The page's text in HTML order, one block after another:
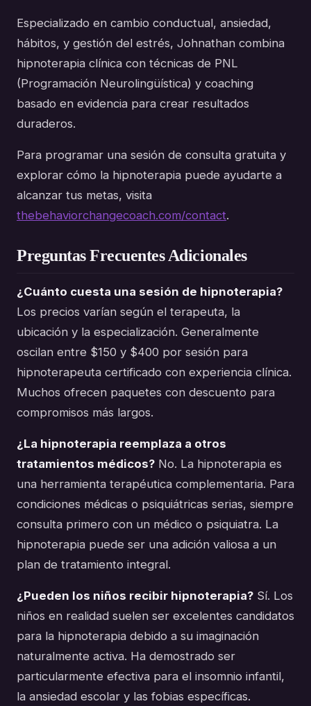
Especializado en cambio conductual, ansiedad,
hábitos, y gestión del estrés, Johnathan combina
hipnoterapia clínica con técnicas de PNL
(Programación Neurolingüística) y coaching
basado en evidencia para crear resultados
duraderos.
Para programar una sesión de consulta gratuita y
explorar cómo la hipnoterapia puede ayudarte a
alcanzar tus metas, visita
thebehaviorchangecoach.com/contact.
Preguntas Frecuentes Adicionales
¿Cuánto cuesta una sesión de hipnoterapia?
Los precios varían según el terapeuta, la
ubicación y la especialización. Generalmente
oscilan entre $150 y $400 por sesión para
hipnoterapeuta certificado con experiencia clínica.
Muchos ofrecen paquetes con descuento para
compromisos más largos.
¿La hipnoterapia reemplaza a otros
tratamientos médicos? No. La hipnoterapia es
una herramienta terapéutica complementaria. Para
condiciones médicas o psiquiátricas serias, siempre
consulta primero con un médico o psiquiatra. La
hipnoterapia puede ser una adición valiosa a un
plan de tratamiento integral.
¿Pueden los niños recibir hipnoterapia? Sí. Los
niños en realidad suelen ser excelentes candidatos
para la hipnoterapia debido a su imaginación
naturalmente activa. Ha demostrado ser
particularmente efectiva para el insomnio infantil,
la ansiedad escolar y las fobias específicas.